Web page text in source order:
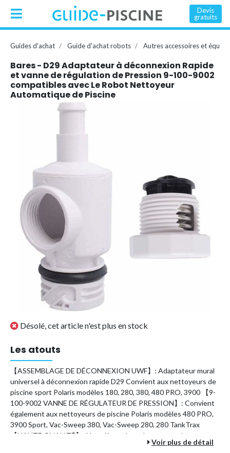
Devis
gratuits
Guides d'achat Guide d'achat robots Autres accessoires et
Bares - D29 Adaptateur à déconnexion Rapide
et vanne de régulation de Pression 9-100-9002
compatibles avec Le Robot Nettoyeur
Automatique de Piscine
Désolé, cet article n'est plus en stock
Les atouts
【ASSEMBLAGE DE DÉCONNEXION UWF】: Adaptateur mural
universel à déconnexion rapide D29 Convient aux nettoyeurs de
piscine sport Polaris modèles 180, 280, 380, 480 PRO, 3900 【9-
100-9002 VANNE DE RÉGULATEUR DE PRESSION】: Convient
également aux nettoyeurs de piscine Polaris modèles 480 PRO,
3900 Sport, Vac-Sweep 380, Vac-Sweep 280, 280 TankTrax
【HAUTE QUALITÉ】: Nos pièces de rechange pour le
nettoyeur de piscine Polaris 180280380 sont en matériau ABS,
Voir plus de détail